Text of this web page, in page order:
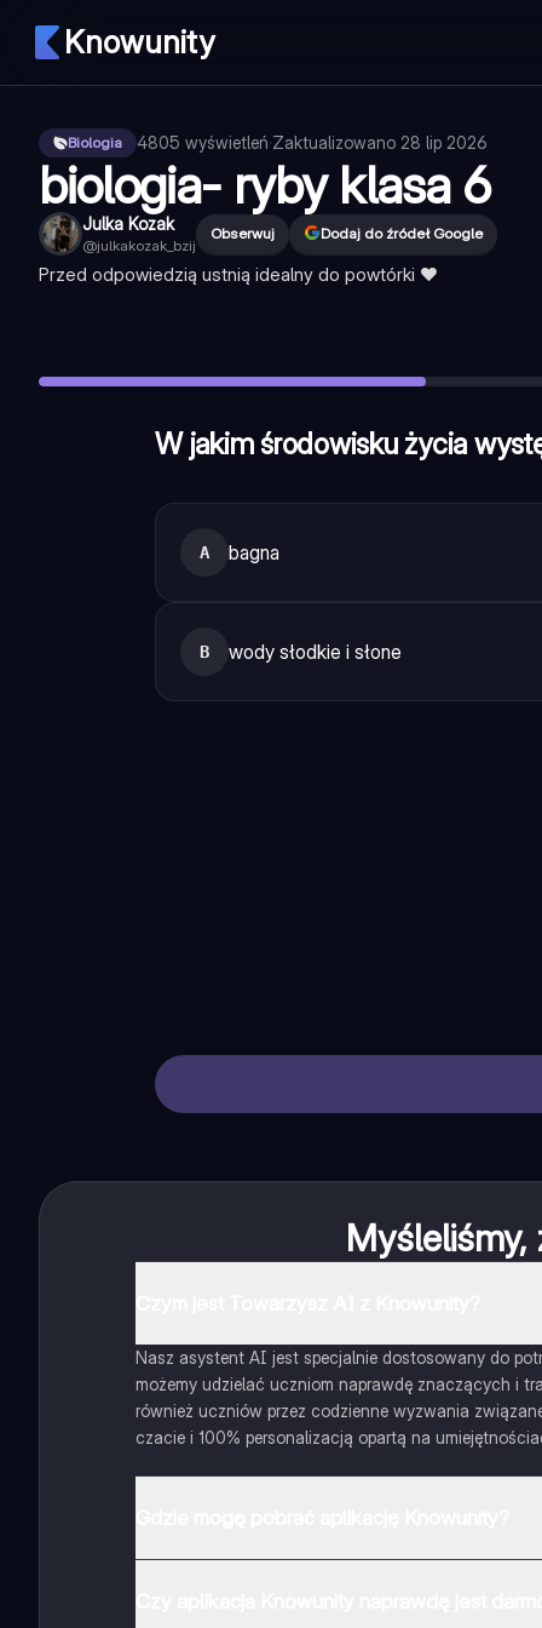
Knowunity
Biologia 4805 wyświetleń·Zaktualizowano 28 lip 2026
biologia- ryby klasa 6
Julka Kozak
@julkakozak_bzij
Obserwuj Dodaj do źródeł Google
Przed odpowiedzią ustnią idealny do powtórki ❤️
W jakim środowisku życia
A bagna
B wody słodkie i słone
Jak nazywa się system rozmnażania ryb—zapłodnienie
Myśleliśmy,
Nasz asystent AI jest specjalnie dostosowany do
możemy udzielać uczniom naprawdę znaczących i
również uczniów przez codzienne wyzwania
czacie i 100% personalizacją opartą na